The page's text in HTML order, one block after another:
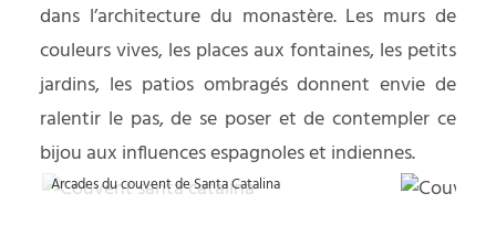
dans l’architecture du monastère. Les murs de
couleurs vives, les places aux fontaines, les petits
jardins, les patios ombragés donnent envie de
ralentir le pas, de se poser et de contempler ce
bijou aux influences espagnoles et indiennes.
Arcades du couvent de Santa Catalina